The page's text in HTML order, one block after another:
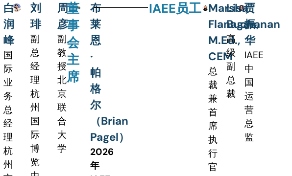
白
润
峰
国
际
业
务
总
经
理
杭
州
刘
琲
副
总
经
理
杭
州
国
际
博
览
周
彦
副
教
授
北
京
联
合
大
学
董
事
会
主
席
布
莱
恩
·
帕
格
尔
（Brian
Pagel）
2026
年
IAEE员工 Marsha
Flanagan,
M.Ed.,
CEM
总
裁
兼
首
席
执
行
官
Lisa
Buchanan
高
级
副
总
裁
贾
振
华
IAEE
中
国
运
营
总
监